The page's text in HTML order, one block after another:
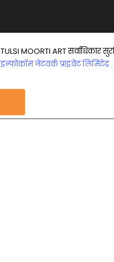
TULSI MOORTI ART सर्वाधिकार
इन्फोकॉम नेटवर्क प्राइवेट लिमिटेड .